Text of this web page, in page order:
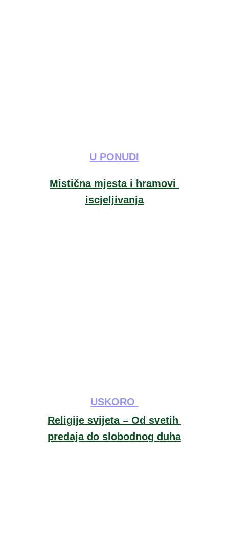
Mistična mjesta i hramovi
iscjeljivanja
Religije svijeta – Od svetih
predaja do slobodnog duha
USKORO
U PONUDI